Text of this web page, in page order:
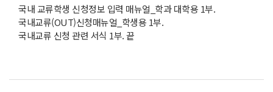
국내 교류학생 신청정보 입력 매뉴얼_학과 대학용 1부.
국내교류(OUT)신청매뉴얼_학생용 1부.
국내교류 신청 관련 서식 1부. 끝